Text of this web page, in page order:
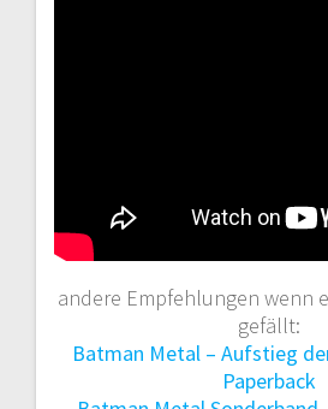
andere Empfehlungen wenn
gefällt:
Batman Metal – Aufstieg
Paperback